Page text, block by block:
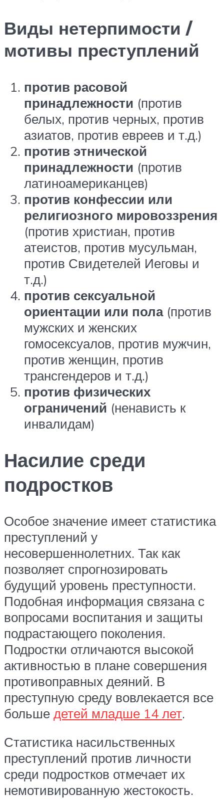
Виды нетерпимости /
мотивы преступлений
против расовой
принадлежности (против
белых, против черных, против
азиатов, против евреев и т.д.)
против этнической
принадлежности (против
латиноамериканцев)
против конфессии или
религиозного мировоззрения
(против христиан, против
атеистов, против мусульман,
против Свидетелей Иеговы и
т.д.)
против сексуальной
ориентации или пола(против
мужских и женских
гомосексуалов, против мужчин,
против женщин, против
трансгендеров и т.д.)
против физических
ограничений (ненависть к
инвалидам)
Насилие среди
подростков
Особое значение имеет статистика
преступлений у
несовершеннолетних. Так как
позволяет спрогнозировать
будущий уровень преступности.
Подобная информация связана с
вопросами воспитания и защиты
подрастающего поколения.
Подростки отличаются высокой
активностью в плане совершения
противоправных деяний. В
преступную среду вовлекается все
больше детей младше 14 лет.
Статистика насильственных
преступлений против личности
среди подростков отмечает их
немотивированную жестокость.